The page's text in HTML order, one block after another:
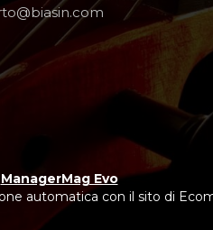
ManagerMag Evo
automatica con il sito di